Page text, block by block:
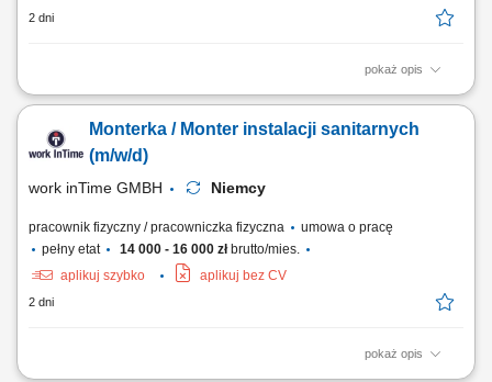
2 dni
pokaż opis
Twój zakres obowiązków: Montaż instalacji hydraulicznych w
wymiana starych instalacji wodno-grzewczych, Biały Montaż: umywalki,
prysznice, wanny, ubikacje, Umiejętność współpracy w zespole Polsko-
Monterka / Monter instalacji sanitarnych
(m/w/d)
work inTime GMBH Niemcy
pracownik fizyczny / pracowniczka fizyczna
umowa o pracę
pełny etat
14 000 - 16 000 złbrutto/mies.
aplikuj szybko
aplikuj bez CV
2 dni
pokaż opis
Zakres obowiązków: Montaż i wymiana instalacji wodnych oraz